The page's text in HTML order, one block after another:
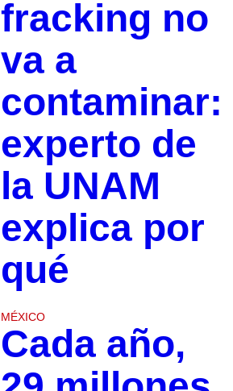
fracking no
va a
contaminar:
experto de
la UNAM
explica por
qué
MÉXICO
Cada año,